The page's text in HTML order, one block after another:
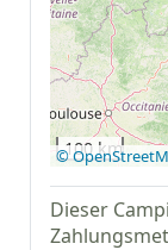
100 km
©
Dieser